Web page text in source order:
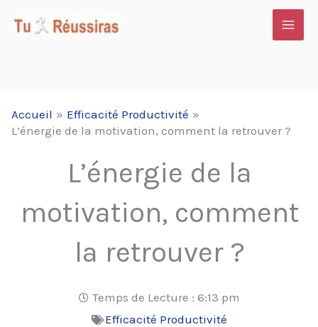
Accueil
Efficacité Productivité
L’énergie de la motivation, comment la retrouver ?
L’énergie de la
motivation, comment
la retrouver ?
Temps de Lecture : 6:13 pm
Efficacité Productivité